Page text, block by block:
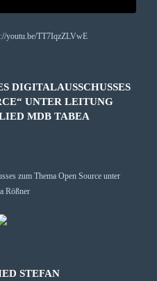
DIGITALAUSSCHUSSES
UNTER LEITUNG
MDB TABEA
STEFAN